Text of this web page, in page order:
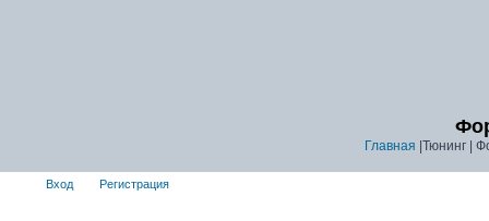
Главная |Тюнинг |
Вход Регистрация